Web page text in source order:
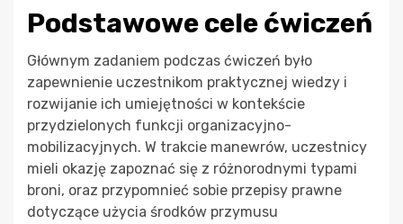
Podstawowe cele ćwiczeń
Głównym zadaniem podczas ćwiczeń było
zapewnienie uczestnikom praktycznej wiedzy i
rozwijanie ich umiejętności w kontekście
przydzielonych funkcji organizacyjno-
mobilizacyjnych. W trakcie manewrów, uczestnicy
mieli okazję zapoznać się z różnorodnymi typami
broni, oraz przypomnieć sobie przepisy prawne
dotyczące użycia środków przymusu